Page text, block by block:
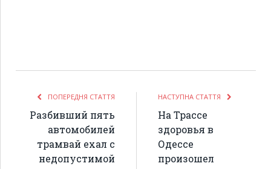
ПОПЕРЕДНЯ СТАТТЯ
Разбивший пять
автомобилей
трамвай ехал с
недопустимой
НАСТУПНА СТАТТЯ
На Трассе
здоровья в
Одессе
произошел